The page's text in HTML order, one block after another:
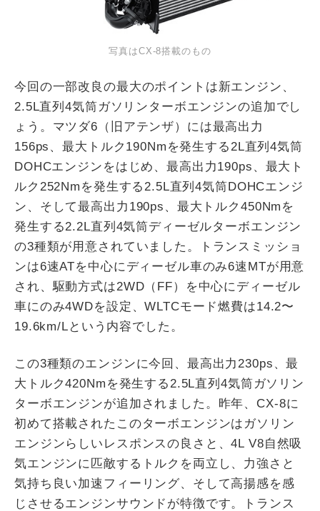
写真はCX-8搭載のもの
今回の一部改良の最大のポイントは新エンジン、
2.5L直列4気筒ガソリンターボエンジンの追加でし
ょう。マツダ6（旧アテンザ）には最高出力
156ps、最大トルク190Nmを発生する2L直列4気筒
DOHCエンジンをはじめ、最高出力190ps、最大ト
ルク252Nmを発生する2.5L直列4気筒DOHCエンジ
ン、そして最高出力190ps、最大トルク450Nmを
発生する2.2L直列4気筒ディーゼルターボエンジン
の3種類が用意されていました。トランスミッショ
ンは6速ATを中心にディーゼル車のみ6速MTが用意
され、駆動方式は2WD（FF）を中心にディーゼル
車にのみ4WDを設定、WLTCモード燃費は14.2〜
19.6km/Lという内容でした。
この3種類のエンジンに今回、最高出力230ps、最
大トルク420Nmを発生する2.5L直列4気筒ガソリン
ターボエンジンが追加されました。昨年、CX-8に
初めて搭載されたこのターボエンジンはガソリン
エンジンらしいレスポンスの良さと、4L V8自然吸
気エンジンに匹敵するトルクを両立し、力強さと
気持ち良い加速フィーリング、そして高揚感を感
じさせるエンジンサウンドが特徴です。トランス